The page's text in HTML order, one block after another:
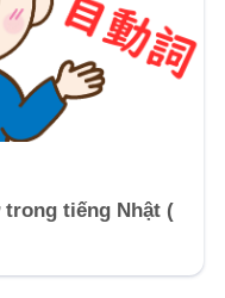
tiếng Nhật (